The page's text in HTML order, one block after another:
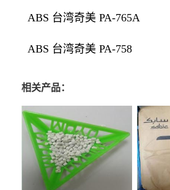
ABS 台湾奇美 PA-765A
ABS 台湾奇美 PA-758
相关产品：